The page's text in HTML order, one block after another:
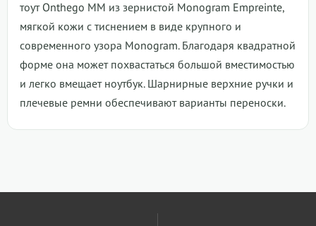
тоут Onthego MM из зернистой Monogram Empreinte,
мягкой кожи с тиснением в виде крупного и
современного узора Monogram. Благодаря квадратной
форме она может похвастаться большой вместимостью
и легко вмещает ноутбук. Шарнирные верхние ручки и
плечевые ремни обеспечивают варианты переноски.